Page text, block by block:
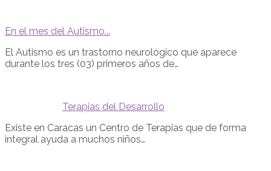
En el mes del Autismo...
El Autismo es un trastorno neurológico que aparece
durante los tres (03) primeros años de…
Terapias del Desarrollo
Existe en Caracas un Centro de Terapias que de forma
integral ayuda a muchos niños…